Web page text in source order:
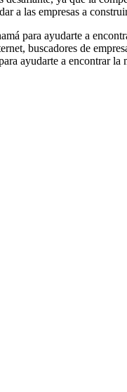
a las empresas a
para ayudarte a
buscadores de
ayudarte a encontrar la